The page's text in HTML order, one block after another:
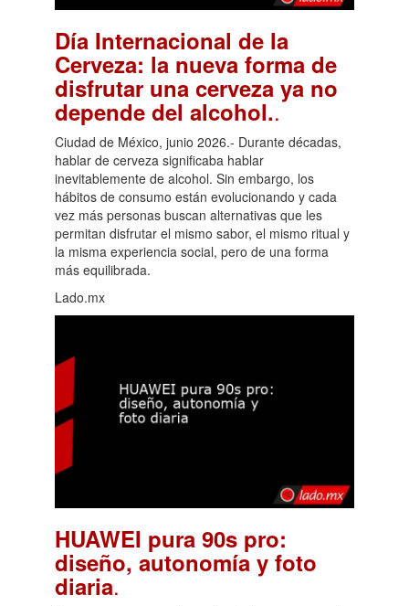
Día Internacional de la
Cerveza: la nueva forma de
disfrutar una cerveza ya no
depende del alcohol..
Ciudad de México, junio 2026.- Durante décadas,
hablar de cerveza significaba hablar
inevitablemente de alcohol. Sin embargo, los
hábitos de consumo están evolucionando y cada
vez más personas buscan alternativas que les
permitan disfrutar el mismo sabor, el mismo ritual y
la misma experiencia social, pero de una forma
más equilibrada.
Lado.mx
HUAWEI pura 90s pro:
diseño, autonomía y foto
diaria.